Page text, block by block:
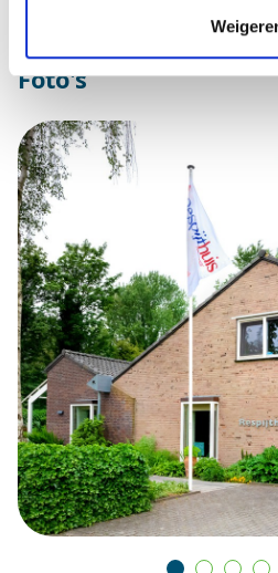
4. Besmettelijke
Actieve infectieziekten die
vormen voor andere
medewerkers.
5. Geen passende indicatie
Als er geen geldige
beschikbaar is via Wmo,
particuliere betaling
6. Weigering van cliënt of
Als de cliënt zelf niet
Als verblijf in het
zorgprofessionals of
belang van de cliënt is
desoriëntatie door
Foto's